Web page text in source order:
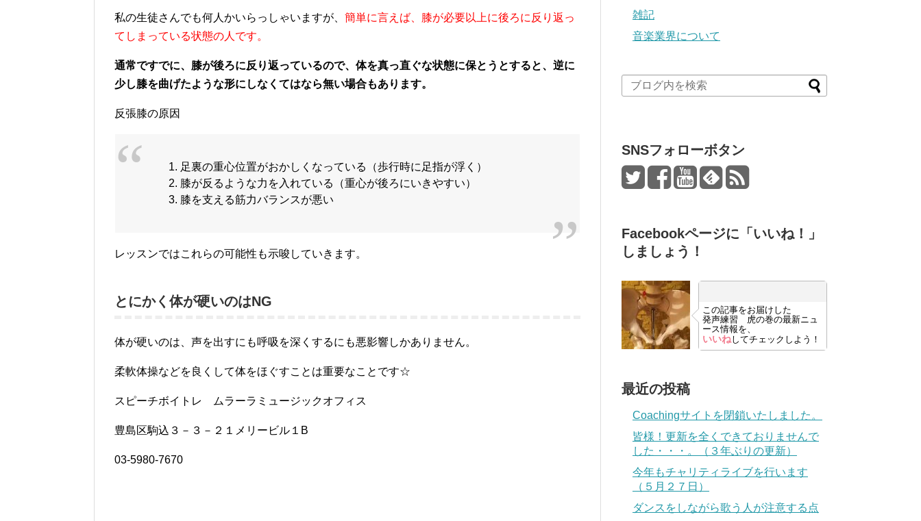
私の生徒さんでも何人かいらっしゃいますが、 簡単に言えば、膝が必要以上に後ろに反り返っ
てしまっている状態の人です。
通常ですでに、膝が後ろに反り返っているので、体を真っ直ぐな状態に保とうとすると、逆に
少し膝を曲げたような形にしなくてはなら無い場合もあります。
反張膝の原因
足裏の重心位置がおかしくなっている（歩行時に足指が浮く）
膝が反るような力を入れている（重心が後ろにいきやすい）
膝を支える筋力バランスが悪い
レッスンではこれらの可能性も示唆していきます。
とにかく体が硬いのはNG
体が硬いのは、声を出すにも呼吸を深くするにも悪影響しかありません。
柔軟体操などを良くして体をほぐすことは重要なことです☆
スピーチボイトレ ムラーラミュージックオフィス
豊島区駒込３－３－２１メリービル１B
03-5980-7670
雑記
音楽業界について
SNSフォローボタン
Facebookページに「いいね！」
しましょう！
この記事をお届けした
発声練習 虎の巻の最新ニュ
ース情報を、
いいねしてチェックしよう！
最近の投稿
Coachingサイトを閉鎖いたしました。
皆様！更新を全くできておりませんで
した・・・。（３年ぶりの更新）
今年もチャリティライブを行います
（５月２７日）
ダンスをしながら歌う人が注意する点